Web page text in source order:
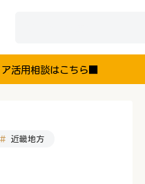
活用相談はこちら■
近畿地方